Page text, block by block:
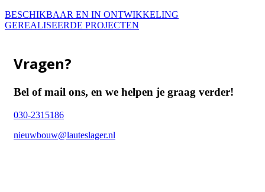
BESCHIKBAAR EN IN ONTWIKKELING
GEREALISEERDE PROJECTEN
Vragen?
Bel of mail ons, en we helpen je graag verder!
030-2315186
nieuwbouw@lauteslager.nl